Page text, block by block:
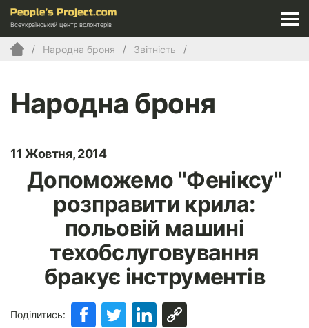
Всеукраїнський центр волонтерів
Народна броня Звітність
Народна броня
11 Жовтня, 2014
Допоможемо "Феніксу"
розправити крила:
польовій машині
техобслуговування
бракує інструментів
Поділитись: